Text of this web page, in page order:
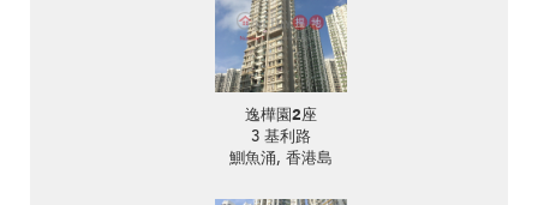
逸樺園2座
3 基利路
鰂魚涌, 香港島